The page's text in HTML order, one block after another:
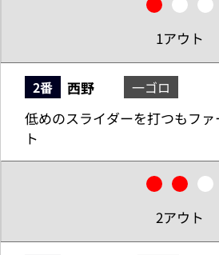
1アウト
2番 西野 一ゴロ
低めのスライダーを打つもフ
ト
2アウト